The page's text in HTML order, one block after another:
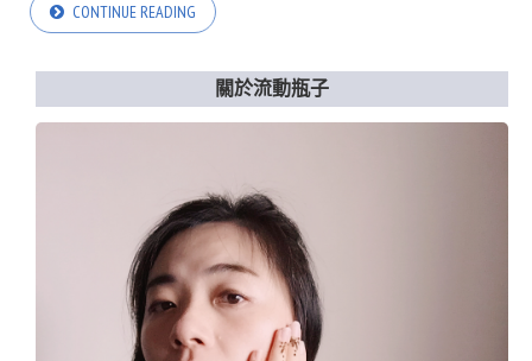
CONTINUE READING
關於流動瓶子